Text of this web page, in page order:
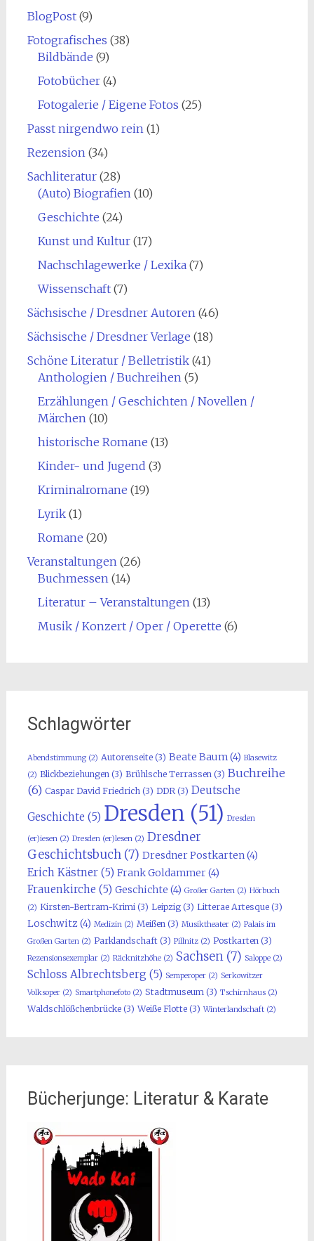
BlogPost(9)
Fotografisches (38)
Bildbände (9)
Fotobücher(4)
Fotogalerie / Eigene Fotos (25)
Passt nirgendwo rein(1)
Rezension(34)
Sachliteratur(28)
(Auto) Biografien(10)
Geschichte (24)
Kunst und Kultur(17)
Nachschlagewerke / Lexika(7)
Wissenschaft(7)
Sächsische / Dresdner Autoren(46)
Sächsische / Dresdner Verlage (18)
Schöne Literatur / Belletristik(41)
Anthologien / Buchreihen(5)
Erzählungen / Geschichten / Novellen /
Märchen(10)
historische Romane (13)
Kinder- und Jugend (3)
Kriminalromane (19)
Lyrik(1)
Romane (20)
Veranstaltungen(26)
Buchmessen(14)
Literatur – Veranstaltungen(13)
Musik / Konzert / Oper / Operette (6)
Schlagwörter
Abendstimmung(2) Autorenseite(3) Beate Baum(4) Blasewitz
(2) Blickbeziehungen(3) Brühlsche Terrassen(3) Buchreihe
(6) Caspar David Friedrich(3) DDR(3) Deutsche
Geschichte (5) Dresden (51) Dresden
(er)iesen(2) Dresden (er)lesen(2) Dresdner
Geschichtsbuch(7) Dresdner Postkarten(4)
Erich Kästner(5) Frank Goldammer(4)
Frauenkirche (5) Geschichte (4) Großer Garten(2) Hörbuch
(2) Kirsten-Bertram-Krimi(3) Leipzig(3) Litterae Artesque(3)
Loschwitz (4) Medizin(2) Meißen(3) Musiktheater(2) Palais im
Großen Garten(2) Parklandschaft(3) Pillnitz(2) Postkarten(3)
Rezensionsexemplar(2) Räcknitzhöhe(2) Sachsen(7) Saloppe(2)
Schloss Albrechtsberg (5) Semperoper(2) Serkowitzer
Volksoper(2) Smartphonefoto(2) Stadtmuseum(3) Tschirnhaus(2)
Waldschlößchenbrücke(3) Weiße Flotte(3) Winterlandschaft(2)
Bücherjunge: Literatur & Karate